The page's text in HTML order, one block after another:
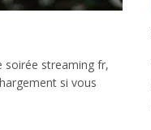
soirée streaming fr,
si vous